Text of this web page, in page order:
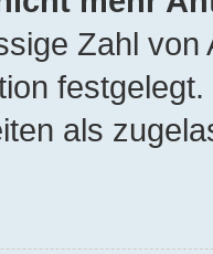
Zahl
als